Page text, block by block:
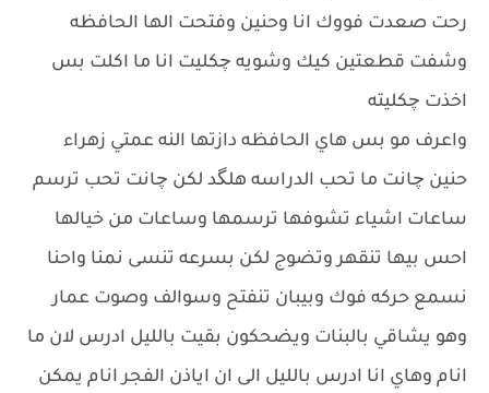
رحت صعدت فووك انا وحنين وفتحت الها الحافظه
وشفت قطعتين كيك وشويه چكليت انا ما اكلت بس
اخذت چكليته
واعرف مو بس هاي الحافظه دازتها النه عمتي زهراء
حنين چانت ما تحب الدراسه هلگد لكن چانت تحب ترسم
ساعات اشياء تشوفها ترسمها وساعات من خيالها
احس بيها تنقهر وتضوج لكن بسرعه تنسى نمنا واحنا
نسمع حركه فوك وبيبان تنفتح وسوالف وصوت عمار
وهو يشاقي بالبنات ويضحكون بقيت بالليل ادرس لان ما
انام وهاي انا ادرس بالليل الى ان اياذن الفجر انام يمكن